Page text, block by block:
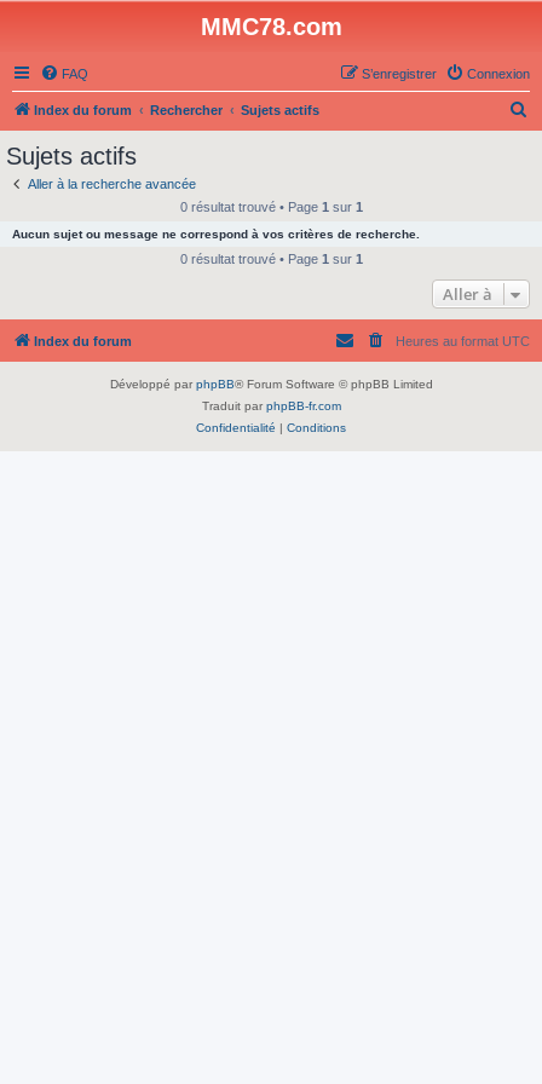
MMC78.com
FAQ Connexion
S’enregistrer
Index du forum Rechercher Sujets actifs
c
e
Sujets actifs
Aller à la recherche avancée
0 résultat trouvé • Page 1 sur 1
Aucun sujet ou message ne correspond à vos critères de recherche.
0 résultat trouvé • Page 1 sur 1
Aller à
Index du forum Heures au format UTC
Développé par phpBB® Forum Software © phpBB Limited
Traduit par phpBB-fr.com
Confidentialité | Conditions